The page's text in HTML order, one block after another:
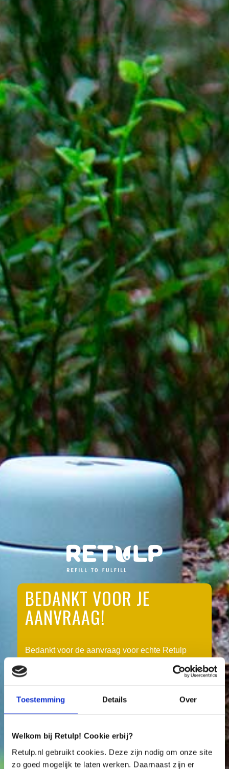
Toestemming Details Over
Welkom bij Retulp! Cookie erbij?
Retulp.nl gebruikt cookies. Deze zijn nodig om onze site
zo goed mogelijk te laten werken. Daarnaast zijn er
BEDANKT VOOR JE
AANVRAAG!
Bedankt voor de aanvraag voor echte Retulp
Bedankt dat je
wilt meehelpen de oceanen schoner te maken
in behandeling genomen, wij sturen je de
prijslijst, informatie & offerte zo snel mogelijk!
Met vriendelijke groet,
Het Retulp-team